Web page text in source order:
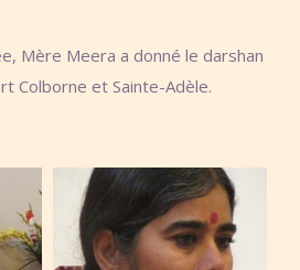
Mère Meera a donné le darshan
Colborne et Sainte-Adèle.